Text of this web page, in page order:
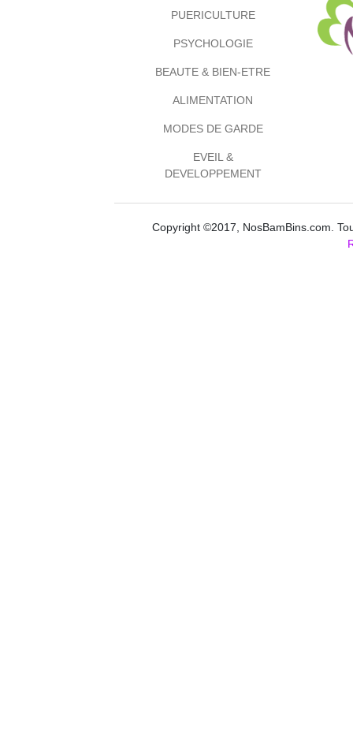
PUERICULTURE
PSYCHOLOGIE
BEAUTE & BIEN-ETRE
ALIMENTATION
MODES DE GARDE
EVEIL &
DEVELOPPEMENT
Copyright ©2017, NosBamBins.com.